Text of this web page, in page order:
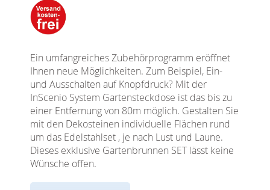
Ein umfangreiches Zubehörprogramm eröffnet
Ihnen neue Möglichkeiten. Zum Beispiel, Ein-
und Ausschalten auf Knopfdruck? Mit der
InScenio System Gartensteckdose ist das bis zu
einer Entfernung von 80m möglich. Gestalten Sie
mit den Dekosteinen individuelle Flächen rund
um das Edelstahlset , je nach Lust und Laune.
Dieses exklusive Gartenbrunnen SET lässt keine
Wünsche offen.